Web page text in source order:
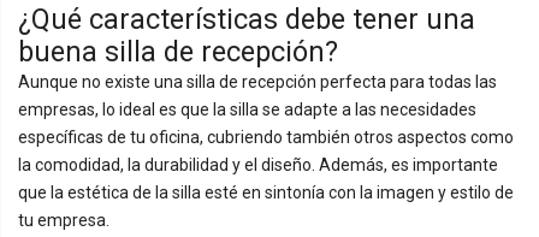
¿Qué características debe tener una
buena silla de recepción?
Aunque no existe una silla de recepción perfecta para todas las
empresas, lo ideal es que la silla se adapte a las necesidades
específicas de tu oficina, cubriendo también otros aspectos como
la comodidad, la durabilidad y el diseño. Además, es importante
que la estética de la silla esté en sintonía con la imagen y estilo de
tu empresa.